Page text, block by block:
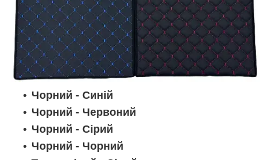
Чорний - Синій
Чорний - Червоний
Чорний - Сірий
Чорний - Чорний